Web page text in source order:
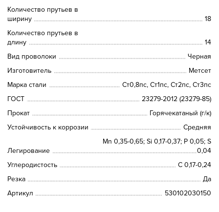
Количество прутьев в
ширину
18
Количество прутьев в
длину
14
Вид проволоки
Черная
Изготовитель
Метсет
Марка стали
Ст0,8пс, Ст1пс, Ст2пс, Ст3пс
ГОСТ
23279-2012 (23279-85)
Прокат
Горячекатаный (г/к)
Устойчивость к коррозии
Средняя
Легирование
Mn 0,35-0,65; Si 0,17-0,37; P 0,05; S
0,04
Углеродистость
C 0,17-0,24
Резка
Да
Артикул
530102030150